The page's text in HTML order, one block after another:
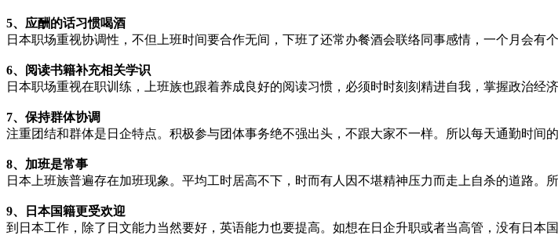
5、应酬的话习惯喝酒
日本职场重视协调性，不但上班时间要合作无间，下班了还常办餐酒会联络同事感情，一个月会有
6、阅读书籍补充相关学识
日本职场重视在职训练，上班族也跟着养成良好的阅读习惯，必须时时刻刻精进自我，掌握政治经
7、保持群体协调
注重团结和群体是日企特点。积极参与团体事务绝不强出头，不跟大家不一样。所以每天通勤时间
8、加班是常事
日本上班族普遍存在加班现象。平均工时居高不下，时而有人因不堪精神压力而走上自杀的道路。
9、日本国籍更受欢迎
到日本工作，除了日文能力当然要好，英语能力也要提高。如想在日企升职或者当高管，没有日本